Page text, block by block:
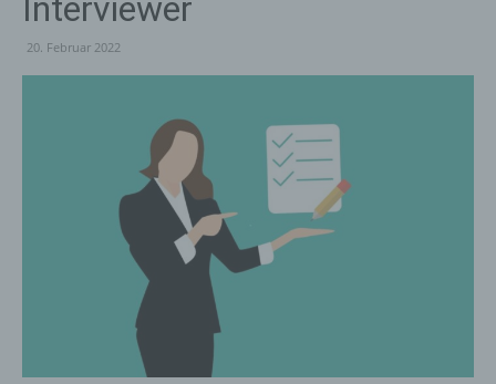
Interviewer
20. Februar 2022